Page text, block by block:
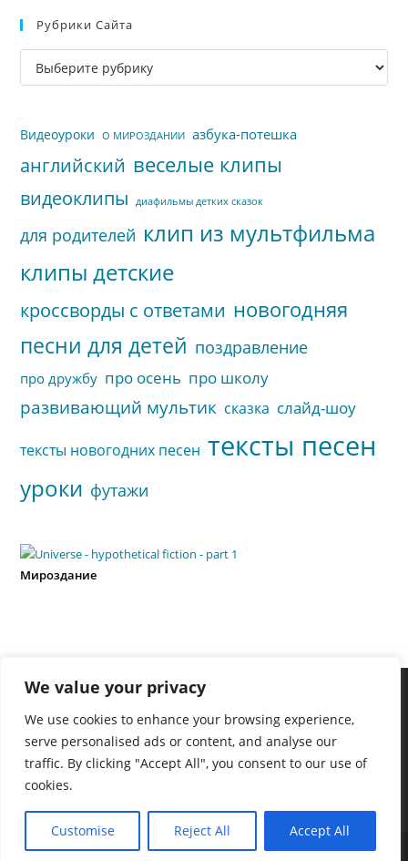
We value your privacy
We use cookies to enhance your browsing experience,
serve personalised ads or content, and analyse our
traffic. By clicking "Accept All", you consent to our use of
cookies.
Customise Reject All Accept All
Рубрики Сайта
Рубрики
сайта
Видеоуроки О МИРОЗДАНИИ азбука-потешка
английский веселые клипы
видеоклипы диафильмы детких сказок
для родителей клип из мультфильма
клипы детские
кроссворды с ответами новогодняя
песни для детей поздравление
про дружбу про осень про школу
развивающий мультик сказка слайд-шоу
тексты новогодних песен тексты песен
уроки футажи
Мироздание
Copyright - WordPress Theme by OceanWP